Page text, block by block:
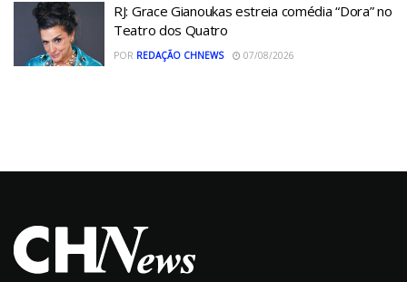
RJ: Grace Gianoukas estreia comédia “Dora” no
Teatro dos Quatro
POR REDAÇÃO CHNEWS 07/08/2026